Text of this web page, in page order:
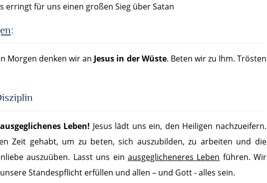
erringt für uns einen großen Sieg über Satan
:
Morgen denken wir an Jesus in der Wüste. Beten wir zu Ihm. Trösten
Leben! Jesus lädt uns ein, den Heiligen nachzueifern.
Zeit gehabt, um zu beten, sich auszubilden, zu arbeiten und die
auszuüben. Lasst uns ein ausgeglicheneres Leben führen. Wir
Standespflicht erfüllen und allen – und Gott - alles sein.